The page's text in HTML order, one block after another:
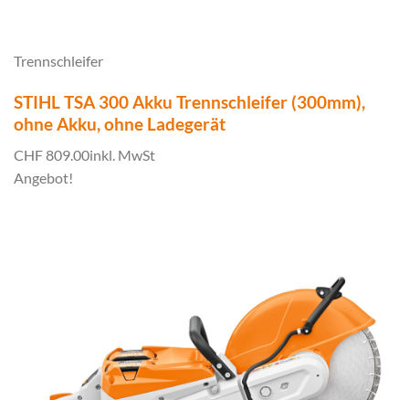
Trennschleifer
STIHL TSA 300 Akku Trennschleifer (300mm),
ohne Akku, ohne Ladegerät
CHF 809.00inkl. MwSt
Angebot!